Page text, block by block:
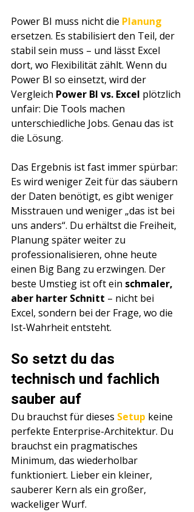
Power BI muss nicht die Planung
ersetzen. Es stabilisiert den Teil, der
stabil sein muss – und lässt Excel
dort, wo Flexibilität zählt. Wenn du
Power BI so einsetzt, wird der
Vergleich Power BI vs. Excel plötzlich
unfair: Die Tools machen
unterschiedliche Jobs. Genau das ist
die Lösung.
Das Ergebnis ist fast immer spürbar:
Es wird weniger Zeit für das säubern
der Daten benötigt, es gibt weniger
Misstrauen und weniger „das ist bei
uns anders“. Du erhältst die Freiheit,
Planung später weiter zu
professionalisieren, ohne heute
einen Big Bang zu erzwingen. Der
beste Umstieg ist oft ein schmaler,
aber harter Schnitt – nicht bei
Excel, sondern bei der Frage, wo die
Ist-Wahrheit entsteht.
So setzt du das
technisch und fachlich
sauber auf
Du brauchst für dieses Setup keine
perfekte Enterprise-Architektur. Du
brauchst ein pragmatisches
Minimum, das wiederholbar
funktioniert. Lieber ein kleiner,
sauberer Kern als ein großer,
wackeliger Wurf.